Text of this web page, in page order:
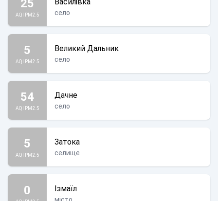
25
AQI PM2.5 село
5
AQI PM2.5
Великий Дальник
село
54
AQI PM2.5
Дачне
село
5
AQI PM2.5
Затока
селище
0 Ізмаїл